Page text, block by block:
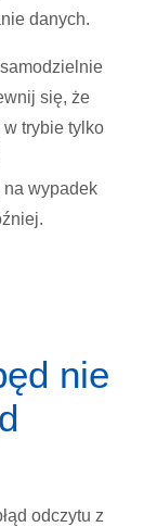
danych.
się, że
trybie tylko
wypadek
nie
odczytu z